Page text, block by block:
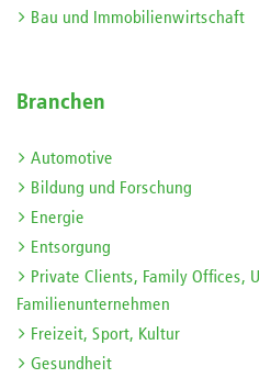
Bau und Immobilienwirtschaft
Branchen
Automotive
Bildung und Forschung
Energie
Entsorgung
Private Clients, Family Offices,
Familienunternehmen
Freizeit, Sport, Kultur
Gesundheit